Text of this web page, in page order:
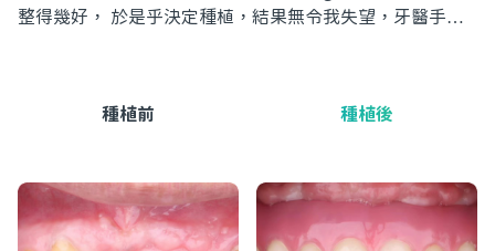
整得幾好， 於是乎決定種植，結果無令我失望，牙醫手勢
種植前 種植後